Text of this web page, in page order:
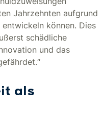
Jahrzehnten aufgrund
können. Dies
schädliche
und das
als